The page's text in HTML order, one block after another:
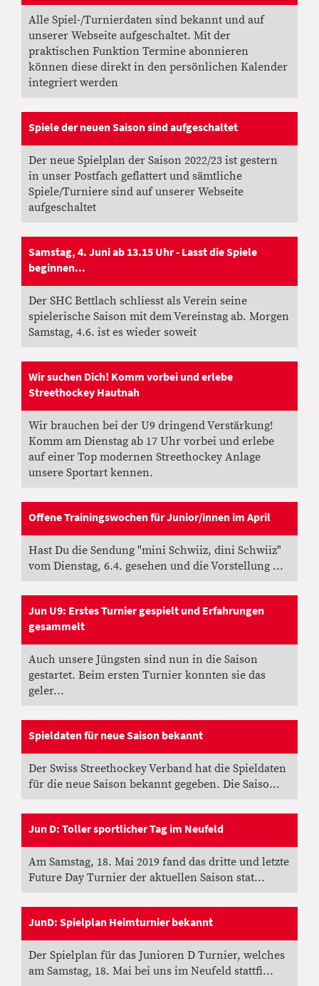
Alle Spiel-/Turnierdaten sind bekannt und auf
unserer Webseite aufgeschaltet. Mit der
praktischen Funktion Termine abonnieren
können diese direkt in den persönlichen Kalender
integriert werden
Spiele der neuen Saison sind aufgeschaltet
Der neue Spielplan der Saison 2022/23 ist gestern
in unser Postfach geflattert und sämtliche
Spiele/Turniere sind auf unserer Webseite
aufgeschaltet
Samstag, 4. Juni ab 13.15 Uhr - Lasst die Spiele
beginnen...
Der SHC Bettlach schliesst als Verein seine
spielerische Saison mit dem Vereinstag ab. Morgen
Samstag, 4.6. ist es wieder soweit
Wir suchen Dich! Komm vorbei und erlebe
Streethockey Hautnah
Wir brauchen bei der U9 dringend Verstärkung!
Komm am Dienstag ab 17 Uhr vorbei und erlebe
auf einer Top modernen Streethockey Anlage
unsere Sportart kennen.
Offene Trainingswochen für Junior/innen im April
Hast Du die Sendung "mini Schwiiz, dini Schwiiz"
vom Dienstag, 6.4. gesehen und die Vorstellung ...
Jun U9: Erstes Turnier gespielt und Erfahrungen
gesammelt
Auch unsere Jüngsten sind nun in die Saison
gestartet. Beim ersten Turnier konnten sie das
geler...
Spieldaten für neue Saison bekannt
Der Swiss Streethockey Verband hat die Spieldaten
für die neue Saison bekannt gegeben. Die Saiso...
Jun D: Toller sportlicher Tag im Neufeld
Am Samstag, 18. Mai 2019 fand das dritte und letzte
Future Day Turnier der aktuellen Saison stat...
JunD: Spielplan Heimturnier bekannt
Der Spielplan für das Junioren D Turnier, welches
am Samstag, 18. Mai bei uns im Neufeld stattfi...